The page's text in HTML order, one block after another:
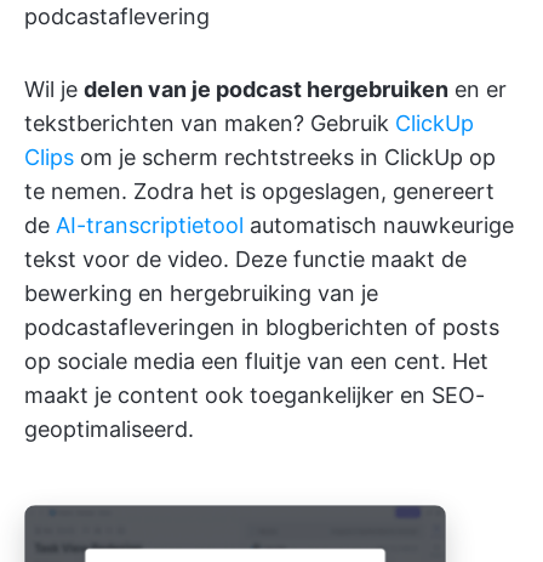
podcastaflevering
Wil je delen van je podcast hergebruiken en er
tekstberichten van maken? Gebruik ClickUp
Clips om je scherm rechtstreeks in ClickUp op
te nemen. Zodra het is opgeslagen, genereert
de AI-transcriptietool automatisch nauwkeurige
tekst voor de video. Deze functie maakt de
bewerking en hergebruiking van je
podcastafleveringen in blogberichten of posts
op sociale media een fluitje van een cent. Het
maakt je content ook toegankelijker en SEO-
geoptimaliseerd.